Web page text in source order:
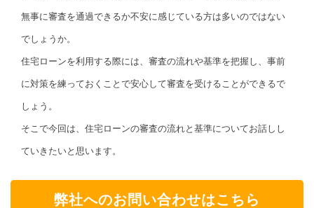
無事に審査を通過できるか不安に感じている方は多いのではない
でしょうか。
住宅ローンを利用する際には、審査の流れや基準を把握し、事前
に対策を練っておくことで安心して審査を受けることができるで
しょう。
そこで今回は、住宅ローンの審査の流れと基準についてお話しし
ていきたいと思います。
弊社へのお問い合わせはこちら